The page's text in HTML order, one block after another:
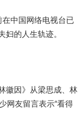
中国网络电视台已
的人生轨迹。
徽因》从梁思成、林
网友留言表示“看得